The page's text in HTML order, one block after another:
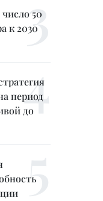
50
к 2030
период
до